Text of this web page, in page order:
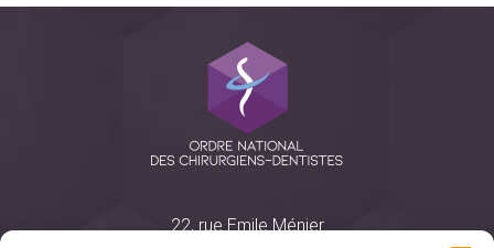
22, rue Emile Ménier